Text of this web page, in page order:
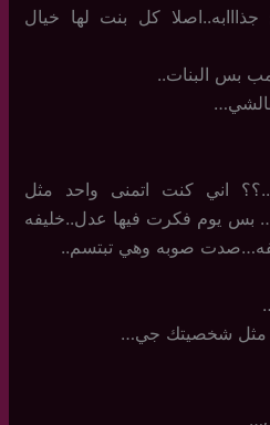
كل بنت لها خيال
بس البنات..
اني كنت اتمنى واحد مثل
بس يوم فكرت فيها عدل..خليفه
صوبه وهي تبتسم..
مثل شخصيتك جي…